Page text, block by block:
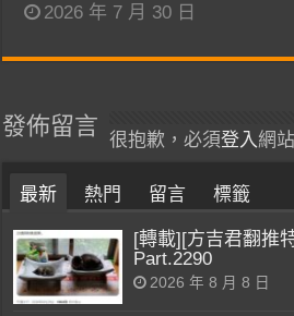
2026 年 7 月 30 日
發佈留言
很抱歉，必須登入網
最新 熱門 留言 標籤
[轉載][方吉君翻推
Part.2290
2026 年 8 月 8 日